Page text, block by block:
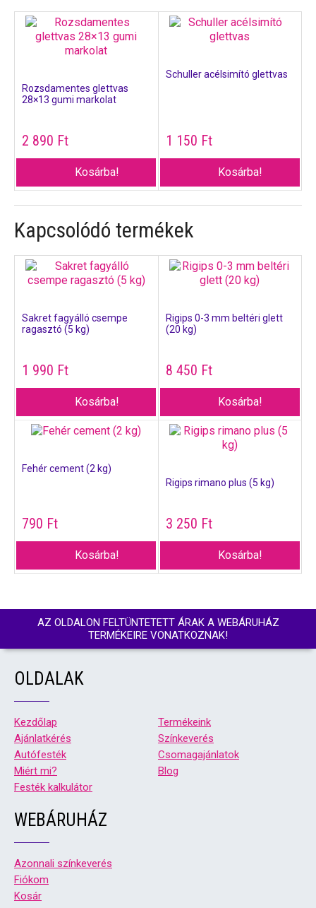
Rozsdamentes glettvas
28×13 gumi markolat
2 890 Ft
Kosárba!
Schuller acélsimító glettvas
1 150 Ft
Kosárba!
Kapcsolódó termékek
Sakret fagyálló csempe
ragasztó (5 kg)
1 990 Ft
Kosárba!
Rigips 0-3 mm beltéri glett
(20 kg)
8 450 Ft
Kosárba!
Fehér cement (2 kg)
790 Ft
Kosárba!
Rigips rimano plus (5 kg)
3 250 Ft
Kosárba!
AZ OLDALON FELTÜNTETETT ÁRAK A WEBÁRUHÁZ
TERMÉKEIRE VONATKOZNAK!
OLDALAK
Kezdőlap
Termékeink
Ajánlatkérés
Színkeverés
Autófesték
Csomagajánlatok
Miért mi?
Blog
Festék kalkulátor
WEBÁRUHÁZ
Azonnali színkeverés
Fiókom
Kosár